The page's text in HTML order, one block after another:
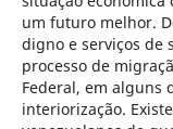
um futuro melhor.
digno e serviços de
processo de
Federal, em alguns
interiorização.